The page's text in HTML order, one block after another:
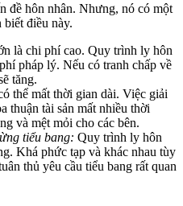
đề hôn nhân. Nhưng, nó có một
biết điều này.
là chi phí cao. Quy trình ly hôn
pháp lý. Nếu có tranh chấp về
tăng.
thể mất thời gian dài. Việc giải
thuận tài sản mất nhiều thời
và mệt mỏi cho các bên.
tiểu bang: Quy trình ly hôn
Khá phức tạp và khác nhau tùy
thủ yêu cầu tiểu bang rất quan